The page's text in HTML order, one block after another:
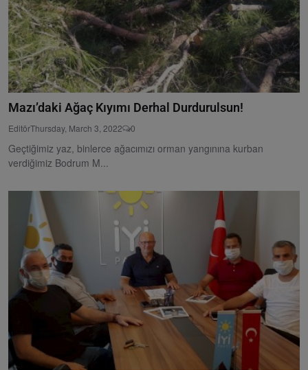
Mazı’daki Ağaç Kıyımı Derhal Durdurulsun!
EditörThursday, March 3, 2022 0
Geçtiğimiz yaz, binlerce ağacımızı orman yangınına kurban
verdiğimiz Bodrum M...